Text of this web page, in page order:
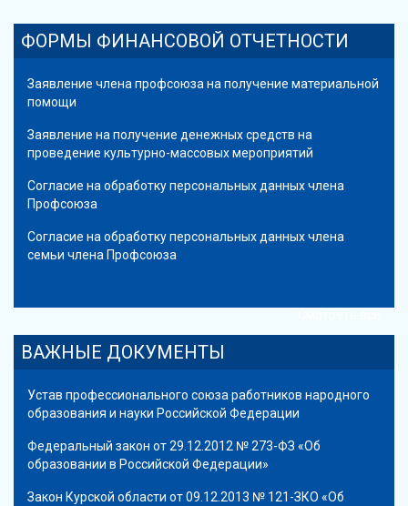
ФОРМЫ ФИНАНСОВОЙ ОТЧЕТНОСТИ
Заявление члена профсоюза на получение материальной
помощи
Заявление на получение денежных средств на
проведение культурно-массовых мероприятий
Согласие на обработку персональных данных члена
Профсоюза
Согласие на обработку персональных данных члена
семьи члена Профсоюза
ВАЖНЫЕ ДОКУМЕНТЫ
Устав профессионального союза работников народного
образования и науки Российской Федерации
Федеральный закон от 29.12.2012 № 273-ФЗ «Об
образовании в Российской Федерации»
Закон Курской области от 09.12.2013 № 121-ЗКО «Об